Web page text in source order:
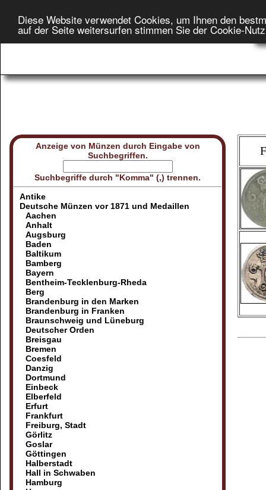
Diese Website verwendet Cookies, um Ihnen den
auf der Seite weitersurfen stimmen Sie der Cookie-
Anzeige von Münzen durch Eingabe von
Suchbegriffen.
Suchbegriffe durch "Komma" (,) trennen.
Antike
Deutsche Münzen vor 1871 und Medaillen
Aachen
Anhalt
Augsburg
Baden
Baltikum
Bamberg
Bayern
Bentheim-Tecklenburg-Rheda
Berg
Brandenburg in den Marken
Brandenburg in Franken
Braunschweig und Lüneburg
Deutscher Orden
Breisgau
Bremen
Coesfeld
Danzig
Dortmund
Einbeck
Elberfeld
Erfurt
Frankfurt
Freiburg, Stadt
Görlitz
Goslar
Göttingen
Halberstadt
Hall in Schwaben
Hamburg